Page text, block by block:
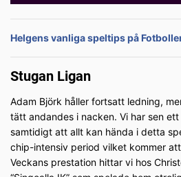
Helgens vanliga speltips på
Stugan Ligan
Adam Björk håller fortsatt ledning,
tätt andandes i nacken. Vi har sen
samtidigt att allt kan hända i detta
chip-intensiv period vilket kommer
Veckans prestation hittar vi hos